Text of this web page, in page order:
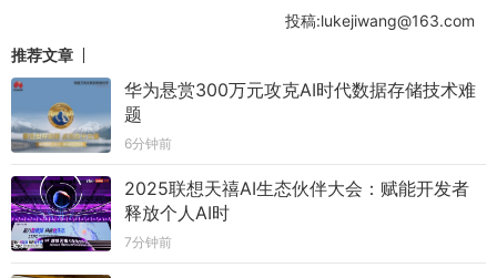
投稿:lukejiwang@163.com
推荐文章
华为悬赏300万元攻克AI时代数据存储技术难
题
6分钟前
2025联想天禧AI生态伙伴大会：赋能开发者
释放个人AI时
7分钟前